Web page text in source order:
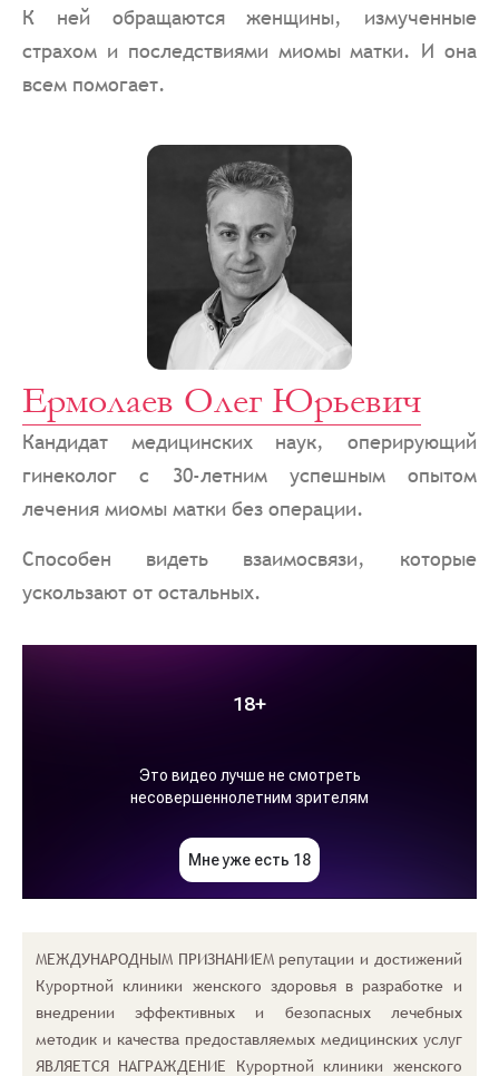
К ней обращаются женщины, измученные
страхом и последствиями миомы матки. И она
всем помогает.
Ермолаев Олег Юрьевич
Кандидат медицинских наук, оперирующий
гинеколог с 30-летним успешным опытом
лечения миомы матки без операции.
Способен видеть взаимосвязи, которые
ускользают от остальных.
МЕЖДУНАРОДНЫМ ПРИЗНАНИЕМ репутации и достижений
Курортной клиники женского здоровья в разработке и
внедрении эффективных и безопасных лечебных
методик и качества предоставляемых медицинских услуг
ЯВЛЯЕТСЯ НАГРАЖДЕНИЕ Курортной клиники женского